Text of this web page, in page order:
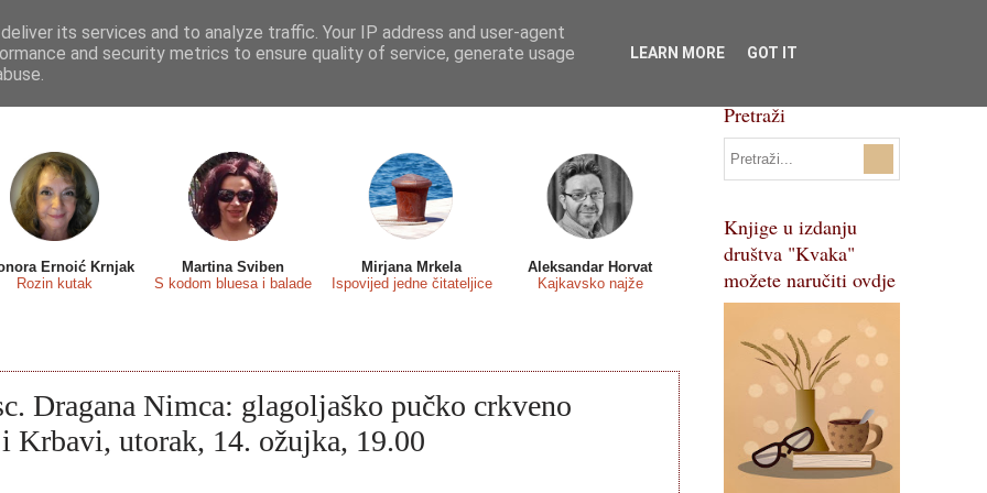
sa... Predstavljamo Osvrti Recenzije Eseji Svi natječaji
Pojmovnik
Ernoić Krnjak
Rozin kutak
Martina Sviben
S kodom bluesa i balade
Mirjana Mrkela
Ispovijed jedne čitateljice
Aleksandar Horvat
Kajkavsko najže
Dragana Nimca: glagoljaško pučko crkveno
Krbavi, utorak, 14. ožujka, 19.00
Pretraži
Knjige u izdanju
društva "Kvaka"
možete naručiti ovdje
its services and to analyze traffic. Your IP address and user-agent
and security metrics to ensure quality of service, generate usage
LEARN MORE GOT IT